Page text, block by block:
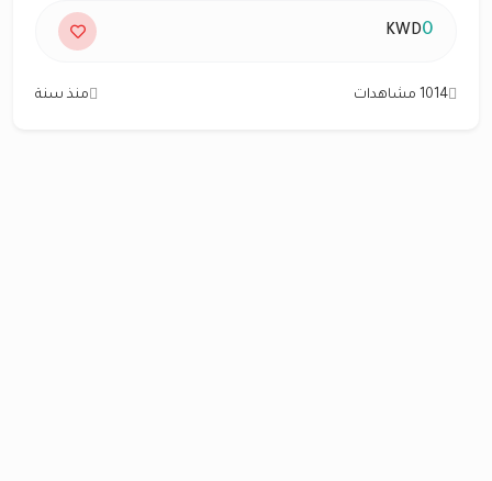
0
KWD
1014 مشاهدات منذ سنة